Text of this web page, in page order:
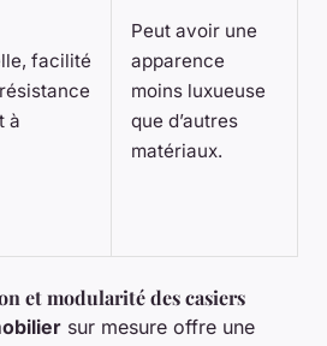
facilité
à
Peut avoir une
apparence
moins luxueuse
que d’autres
matériaux.
et modularité des casiers
sur mesure offre une